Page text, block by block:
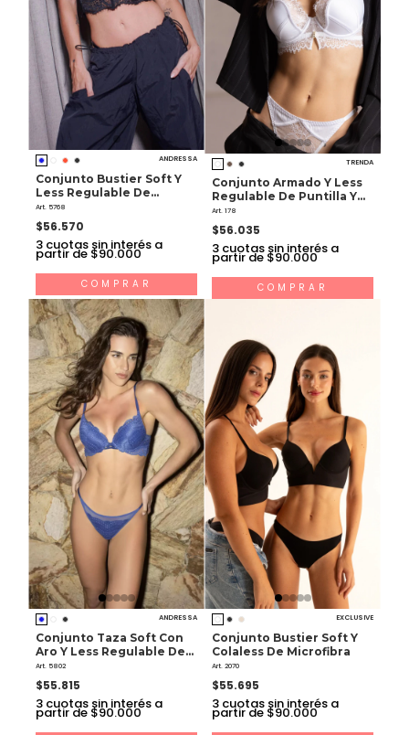
ANDRESSA
Conjunto Bustier Soft Y
Less Regulable De
Puntilla
Art. 5768
$56.570
3 cuotas sin interés a
partir de $90.000
COMPRAR
TRENDA
Conjunto Armado Y Less
Regulable De Puntilla Y
Raso
Art. 178
$56.035
3 cuotas sin interés a
partir de $90.000
COMPRAR
ANDRESSA
Conjunto Taza Soft Con
Aro Y Less Regulable De
Puntilla Y Tul
Art. 5802
$55.815
3 cuotas sin interés a
partir de $90.000
EXCLUSIVE
Conjunto Bustier Soft Y
Colaless De Microfibra
Art. 2070
$55.695
3 cuotas sin interés a
partir de $90.000